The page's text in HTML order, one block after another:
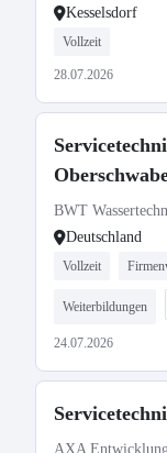
Kesselsdorf
Vollzeit
28.07.2026
BWT
Deutschland
Vollzeit
Weiterbildungen
24.07.2026
AXA